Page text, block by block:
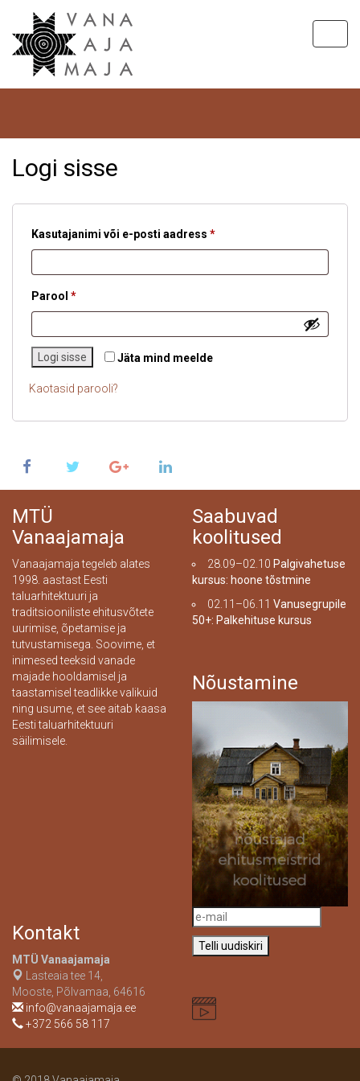
Logi sisse
Kasutajanimi või e-posti aadress *Nõutud
Parool *Nõutud
Jäta mind meelde
Logi sisse
Kaotasid parooli?
MTÜ
Vanaajamaja
Vanaajamaja tegeleb alates
1998. aastast Eesti
taluarhitektuuri ja
traditsiooniliste ehitusvõtete
uurimise, õpetamise ja
tutvustamisega. Soovime, et
inimesed teeksid vanade
majade hooldamisel ja
taastamisel teadlikke valikuid
ning usume, et see aitab kaasa
Eesti taluarhitektuuri
säilimisele.
Saabuvad
koolitused
28.09–02.10 Palgivahetuse
kursus: hoone tõstmine
02.11–06.11 Vanusegrupile
50+: Palkehituse kursus
Nõustamine
Kontakt
MTÜ Vanaajamaja
Lasteaia tee 14,
Mooste, Põlvamaa, 64616
info@vanaajamaja.ee
+372 566 58 117